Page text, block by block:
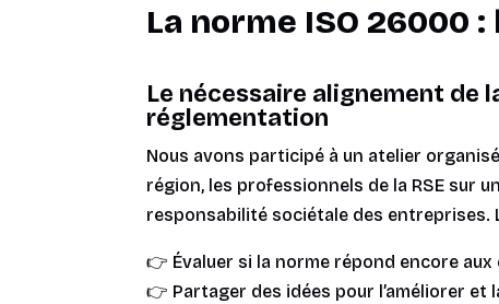
La norme ISO 26000
Le nécessaire alignement de
réglementation
Nous avons participé à un atelier organisé
région, les professionnels de la RSE sur
responsabilité sociétale des entreprises.
👉 Évaluer si la norme répond encore aux
👉 Partager des idées pour l’améliorer et